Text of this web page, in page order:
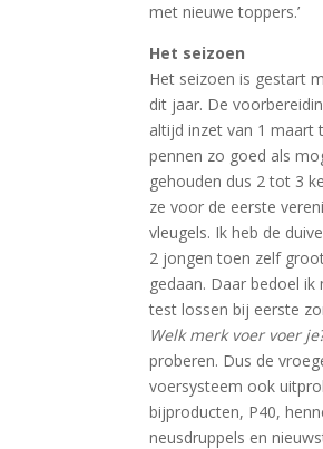
met nieuwe toppers.’
Het seizoen
Het seizoen is gestart
dit jaar. De
altijd inzet van 1 maart
pennen zo goed als
gehouden dus 2 tot 3
ze voor de eerste
vleugels. Ik heb de
2 jongen toen zelf
gedaan. Daar bedoel
test lossen bij eerste
Welk merk voer voer
proberen. Dus de
voersysteem ook
bijproducten, P40,
neusdruppels en